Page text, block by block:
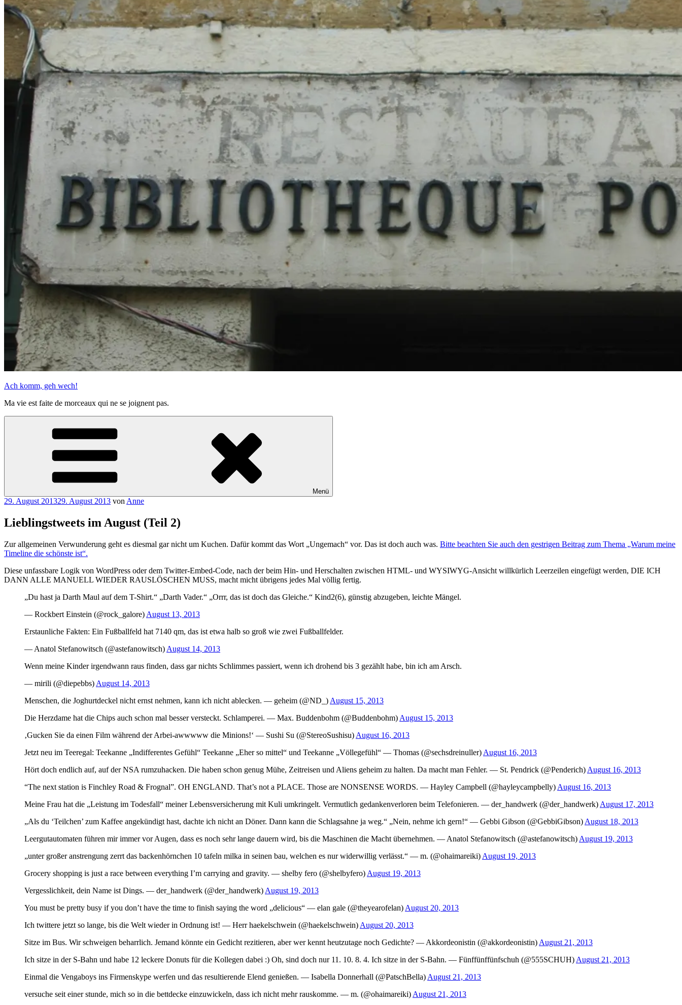
Ach komm, geh wech!
Ma vie est faite de morceaux qui ne se joignent pas.
Menü
Veröffentlicht
29. August 201329. August 2013 von Anne
Lieblingstweets im August (Teil 2)
Zur allgemeinen Verwunderung geht es diesmal gar nicht um Kuchen. Dafür kommt das Wort „Ungemach“ vor. Das ist doch auch was. Bitte beachten Sie auch den gestrigen Beitrag zum Thema „Warum meine
Timeline die schönste ist“.
Diese unfassbare Logik von WordPress oder dem Twitter-Embed-Code, nach der beim Hin- und Herschalten zwischen HTML- und WYSIWYG-Ansicht willkürlich Leerzeilen eingefügt werden, DIE ICH
DANN ALLE MANUELL WIEDER RAUSLÖSCHEN MUSS, macht micht übrigens jedes Mal völlig fertig.
„Du hast ja Darth Maul auf dem T-Shirt.“ „Darth Vader.“ „Orrr, das ist doch das Gleiche.“ Kind2(6), günstig abzugeben, leichte Mängel.
— Rockbert Einstein (@rock_galore) August 13, 2013
Erstaunliche Fakten: Ein Fußballfeld hat 7140 qm, das ist etwa halb so groß wie zwei Fußballfelder.
— Anatol Stefanowitsch (@astefanowitsch) August 14, 2013
Wenn meine Kinder irgendwann raus finden, dass gar nichts Schlimmes passiert, wenn ich drohend bis 3 gezählt habe, bin ich am Arsch.
— mirili (@diepebbs) August 14, 2013
Menschen, die Joghurtdeckel nicht ernst nehmen, kann ich nicht ablecken. — geheim (@ND_) August 15, 2013
Die Herzdame hat die Chips auch schon mal besser versteckt. Schlamperei. — Max. Buddenbohm (@Buddenbohm) August 15, 2013
‚Gucken Sie da einen Film während der Arbei-awwwww die Minions!‘ — Sushi Su (@StereoSushisu) August 16, 2013
Jetzt neu im Teeregal: Teekanne „Indifferentes Gefühl“ Teekanne „Eher so mittel“ und Teekanne „Völlegefühl“ — Thomas (@sechsdreinuller) August 16, 2013
Hört doch endlich auf, auf der NSA rumzuhacken. Die haben schon genug Mühe, Zeitreisen und Aliens geheim zu halten. Da macht man Fehler. — St. Pendrick (@Penderich) August 16, 2013
“The next station is Finchley Road & Frognal”. OH ENGLAND. That’s not a PLACE. Those are NONSENSE WORDS. — Hayley Campbell (@hayleycampbelly) August 16, 2013
Meine Frau hat die „Leistung im Todesfall“ meiner Lebensversicherung mit Kuli umkringelt. Vermutlich gedankenverloren beim Telefonieren. — der_handwerk (@der_handwerk) August 17, 2013
„Als du ‘Teilchen’ zum Kaffee angekündigt hast, dachte ich nicht an Döner. Dann kann die Schlagsahne ja weg.“ „Nein, nehme ich gern!“ — Gebbi Gibson (@GebbiGibson) August 18, 2013
Leergutautomaten führen mir immer vor Augen, dass es noch sehr lange dauern wird, bis die Maschinen die Macht übernehmen. — Anatol Stefanowitsch (@astefanowitsch) August 19, 2013
„unter großer anstrengung zerrt das backenhörnchen 10 tafeln milka in seinen bau, welchen es nur widerwillig verlässt.“ — m. (@ohaimareiki) August 19, 2013
Grocery shopping is just a race between everything I’m carrying and gravity. — shelby fero (@shelbyfero) August 19, 2013
Vergesslichkeit, dein Name ist Dings. — der_handwerk (@der_handwerk) August 19, 2013
You must be pretty busy if you don’t have the time to finish saying the word „delicious“ — elan gale (@theyearofelan) August 20, 2013
Ich twittere jetzt so lange, bis die Welt wieder in Ordnung ist! — Herr haekelschwein (@haekelschwein) August 20, 2013
Sitze im Bus. Wir schweigen beharrlich. Jemand könnte ein Gedicht rezitieren, aber wer kennt heutzutage noch Gedichte? — Akkordeonistin (@akkordeonistin) August 21, 2013
Ich sitze in der S-Bahn und habe 12 leckere Donuts für die Kollegen dabei :) Oh, sind doch nur 11. 10. 8. 4. Ich sitze in der S-Bahn. — Fünffünffünfschuh (@555SCHUH) August 21, 2013
Einmal die Vengaboys ins Firmenskype werfen und das resultierende Elend genießen. — Isabella Donnerhall (@PatschBella) August 21, 2013
versuche seit einer stunde, mich so in die bettdecke einzuwickeln, dass ich nicht mehr rauskomme. — m. (@ohaimareiki) August 21, 2013